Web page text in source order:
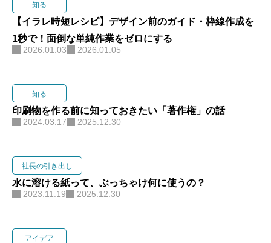
知る
【イラレ時短レシピ】デザイン前のガイド・枠線作成を
1秒で！面倒な単純作業をゼロにする
2026.01.03 2026.01.05
知る
印刷物を作る前に知っておきたい「著作権」の話
2024.03.17 2025.12.30
社長の引き出し
水に溶ける紙って、ぶっちゃけ何に使うの？
2023.11.19 2025.12.30
アイデア